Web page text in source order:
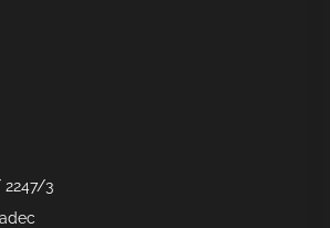
2247/3